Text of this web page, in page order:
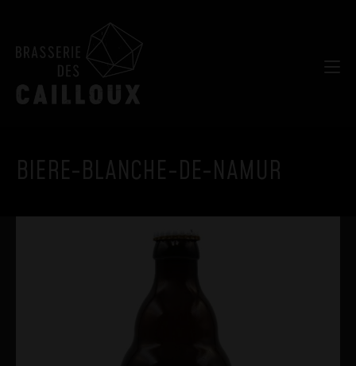
BIERE-BLANCHE-DE-NAMUR